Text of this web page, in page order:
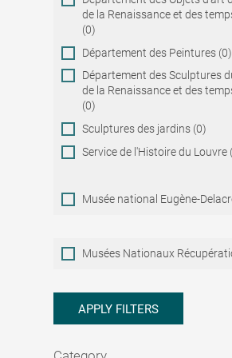
de la Renaissance et des
(0)
Département des Peintures (0)
Département des Sculptures
de la Renaissance et des
(0)
Sculptures des jardins (0)
Service de l'Histoire du Louvre
Musée national Eugène-
Musées
Nationaux
Musées Nationaux
APPLY FILTERS